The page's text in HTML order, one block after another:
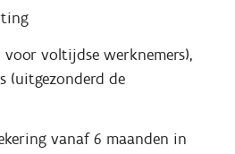
voor voltijdse werknemers),
(uitgezonderd de
vanaf 6 maanden in